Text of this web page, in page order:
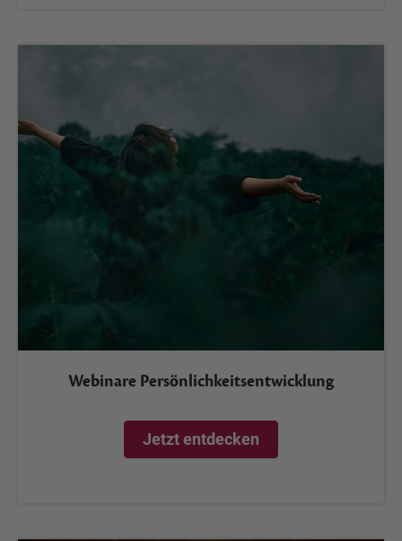
Webinare Persönlichkeitsentwicklung
Jetzt entdecken